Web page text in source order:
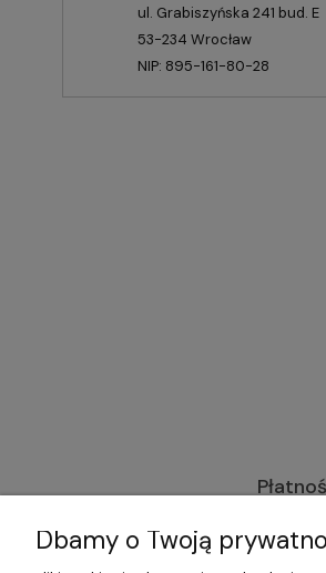
ul. Grabiszyńska 241 bud. E
53-234 Wrocław
NIP: 895-161-80-28
Dbamy o Twoją